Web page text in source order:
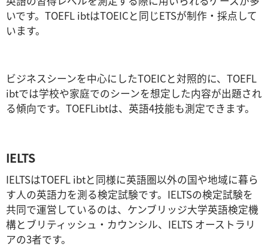
いです。TOEFL ibtはTOEICと同じETSが制作・採点して
います。
ビジネスシーンを中心にしたTOEICと対照的に、TOEFL
ibtでは学校や家庭でのシーンを想定した内容が出題され
る傾向です。TOEFLibtは、英語4技能も測定できます。
IELTS
IELTSはTOEFL ibtと同様に英語圏以外の国や地域に暮ら
す人の英語力を測る検定試験です。IELTSの検定試験を
共同で運営しているのは、ケンブリッジ大学英語検定機
構とブリティッシュ・カウンシル、IELTS オーストラリ
アの3者です。